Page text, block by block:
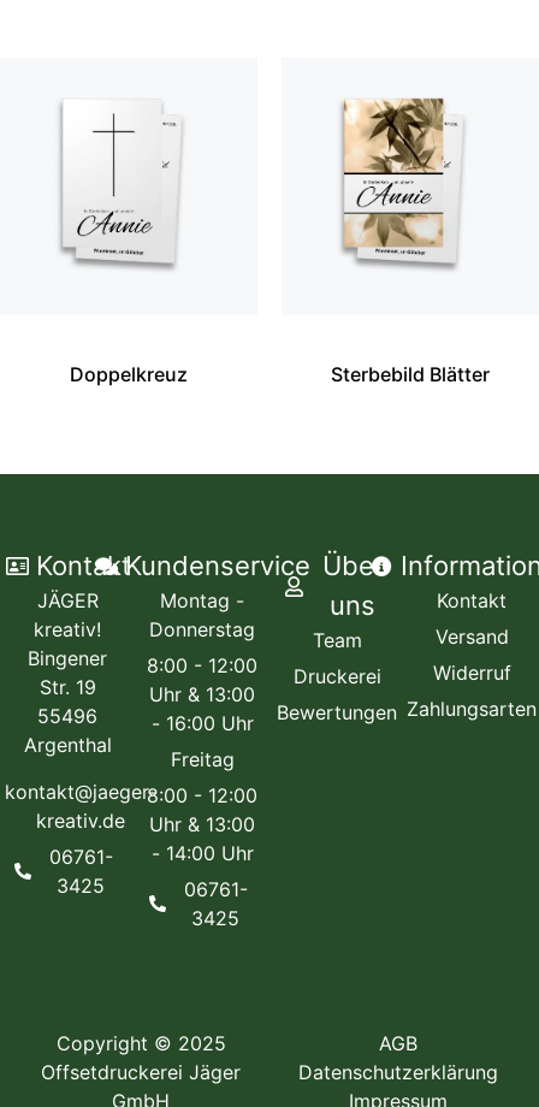
Doppelkreuz Sterbebild Blätter
Kontakt
JÄGER
kreativ!
Bingener
Str. 19
55496
Argenthal
kontakt@jaeger-
kreativ.de
06761-
3425
Kundenservice
Montag -
Donnerstag
8:00 - 12:00
Uhr & 13:00
- 16:00 Uhr
Freitag
8:00 - 12:00
Uhr & 13:00
- 14:00 Uhr
06761-
3425
Über
uns
Team
Druckerei
Bewertungen
Kontakt
Versand
Widerruf
Zahlungsarten
Copyright © 2025
Offsetdruckerei Jäger
GmbH
AGB
Datenschutzerklärung
Impressum